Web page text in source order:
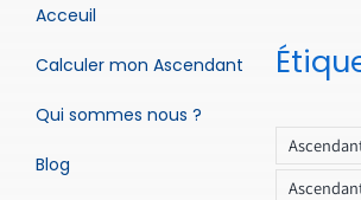
Acceuil
Calculer mon Ascendant
Qui sommes nous ?
Blog